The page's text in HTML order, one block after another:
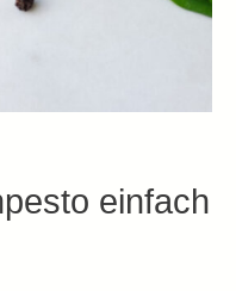
einfach